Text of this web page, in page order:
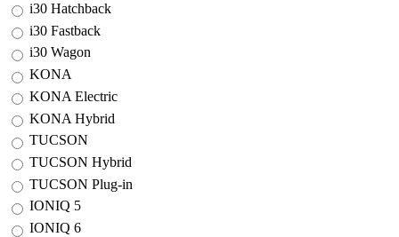
i30 Hatchback
i30 Fastback
i30 Wagon
KONA
KONA Electric
KONA Hybrid
TUCSON
TUCSON Hybrid
TUCSON Plug-in
IONIQ 5
IONIQ 6